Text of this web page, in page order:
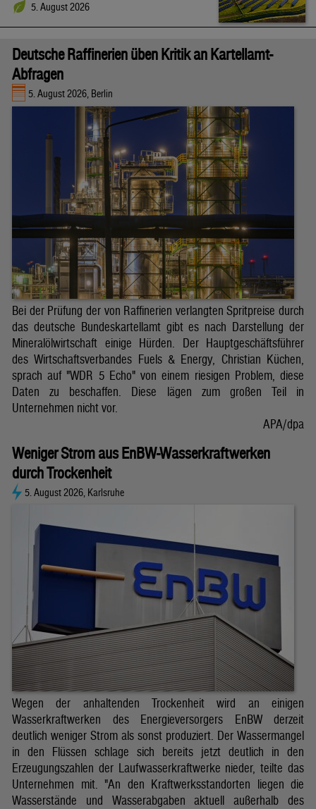
5. August 2026
Deutsche Raffinerien üben Kritik an Kartellamt-
Abfragen
5. August 2026, Berlin
Bei der Prüfung der von Raffinerien verlangten Spritpreise durch
das deutsche Bundeskartellamt gibt es nach Darstellung der
Mineralölwirtschaft einige Hürden. Der Hauptgeschäftsführer
des Wirtschaftsverbandes Fuels & Energy, Christian Küchen,
sprach auf "WDR 5 Echo" von einem riesigen Problem, diese
Daten zu beschaffen. Diese lägen zum großen Teil in
Unternehmen nicht vor.
APA/dpa
Weniger Strom aus EnBW-Wasserkraftwerken
durch Trockenheit
5. August 2026, Karlsruhe
Wegen der anhaltenden Trockenheit wird an einigen
Wasserkraftwerken des Energieversorgers EnBW derzeit
deutlich weniger Strom als sonst produziert. Der Wassermangel
in den Flüssen schlage sich bereits jetzt deutlich in den
Erzeugungszahlen der Laufwasserkraftwerke nieder, teilte das
Unternehmen mit. "An den Kraftwerksstandorten liegen die
Wasserstände und Wasserabgaben aktuell außerhalb des